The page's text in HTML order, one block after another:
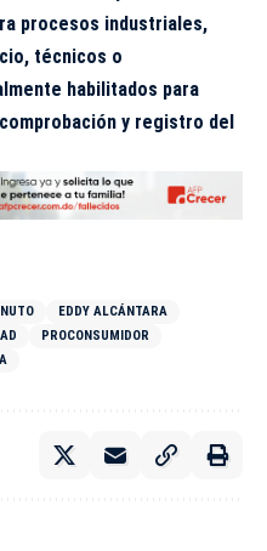
procesos industriales,
técnicos o
habilitados para
y registro del
EDDY ALCÁNTARA
PROCONSUMIDOR